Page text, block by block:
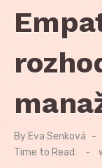
By Eva Senková
Time to Read:
-